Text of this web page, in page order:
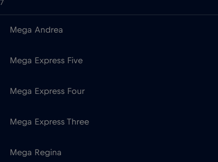
7
Mega Andrea
Mega Express Five
Mega Express Four
Mega Express Three
Mega Regina